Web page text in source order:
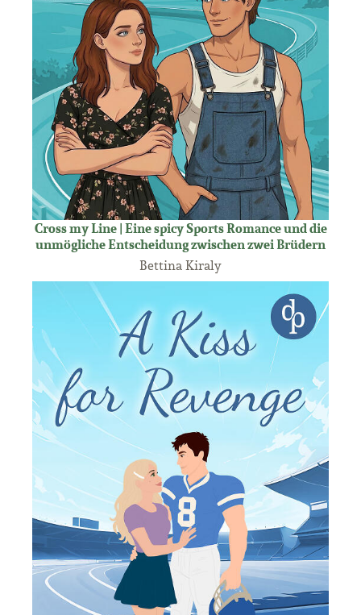
Cross my Line | Eine spicy Sports Romance und die
unmögliche Entscheidung zwischen zwei Brüdern
Bettina Kiraly